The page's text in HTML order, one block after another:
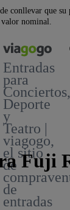
conllevar que
valor nominal.
Entradas
para
Conciertos,
Deporte
y
Teatro |
viagogo,
el sitio
de
de
entradas
Fuji